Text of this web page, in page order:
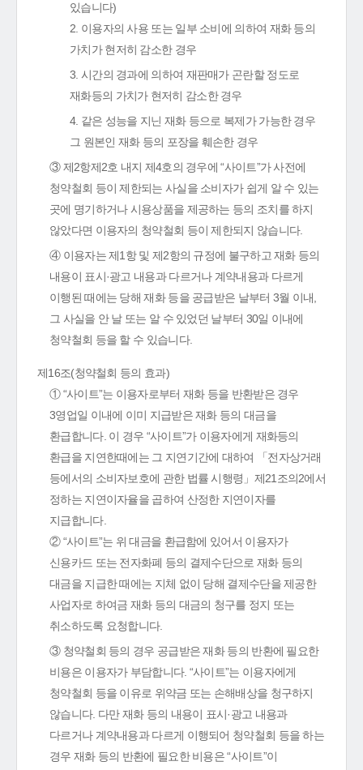
있습니다)
2. 이용자의 사용 또는 일부 소비에 의하여 재화 등의
가치가 현저히 감소한 경우
3. 시간의 경과에 의하여 재판매가 곤란할 정도로
재화등의 가치가 현저히 감소한 경우
4. 같은 성능을 지닌 재화 등으로 복제가 가능한 경우
그 원본인 재화 등의 포장을 훼손한 경우
③ 제2항제2호 내지 제4호의 경우에 “사이트”가 사전에
청약철회 등이 제한되는 사실을 소비자가 쉽게 알 수 있는
곳에 명기하거나 시용상품을 제공하는 등의 조치를 하지
않았다면 이용자의 청약철회 등이 제한되지 않습니다.
④ 이용자는 제1항 및 제2항의 규정에 불구하고 재화 등의
내용이 표시·광고 내용과 다르거나 계약내용과 다르게
이행된 때에는 당해 재화 등을 공급받은 날부터 3월 이내,
그 사실을 안 날 또는 알 수 있었던 날부터 30일 이내에
청약철회 등을 할 수 있습니다.
제16조(청약철회 등의 효과)
① “사이트”는 이용자로부터 재화 등을 반환받은 경우
3영업일 이내에 이미 지급받은 재화 등의 대금을
환급합니다. 이 경우 “사이트”가 이용자에게 재화등의
환급을 지연한때에는 그 지연기간에 대하여 「전자상거래
등에서의 소비자보호에 관한 법률 시행령」제21조의2에서
정하는 지연이자율을 곱하여 산정한 지연이자를
지급합니다.
② “사이트”는 위 대금을 환급함에 있어서 이용자가
신용카드 또는 전자화폐 등의 결제수단으로 재화 등의
대금을 지급한 때에는 지체 없이 당해 결제수단을 제공한
사업자로 하여금 재화 등의 대금의 청구를 정지 또는
취소하도록 요청합니다.
③ 청약철회 등의 경우 공급받은 재화 등의 반환에 필요한
비용은 이용자가 부담합니다. “사이트”는 이용자에게
청약철회 등을 이유로 위약금 또는 손해배상을 청구하지
않습니다. 다만 재화 등의 내용이 표시·광고 내용과
다르거나 계약내용과 다르게 이행되어 청약철회 등을 하는
경우 재화 등의 반환에 필요한 비용은 “사이트”이